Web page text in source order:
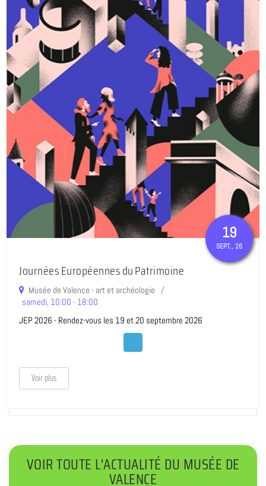
19
SEPT., 26
Journées Européennes du Patrimoine
Musée de Valence - art et archéologie
samedi, 10:00 - 18:00
JEP 2026 - Rendez-vous les 19 et 20 septembre 2026
Voir plus
VOIR TOUTE L'ACTUALITÉ DU MUSÉE DE
VALENCE